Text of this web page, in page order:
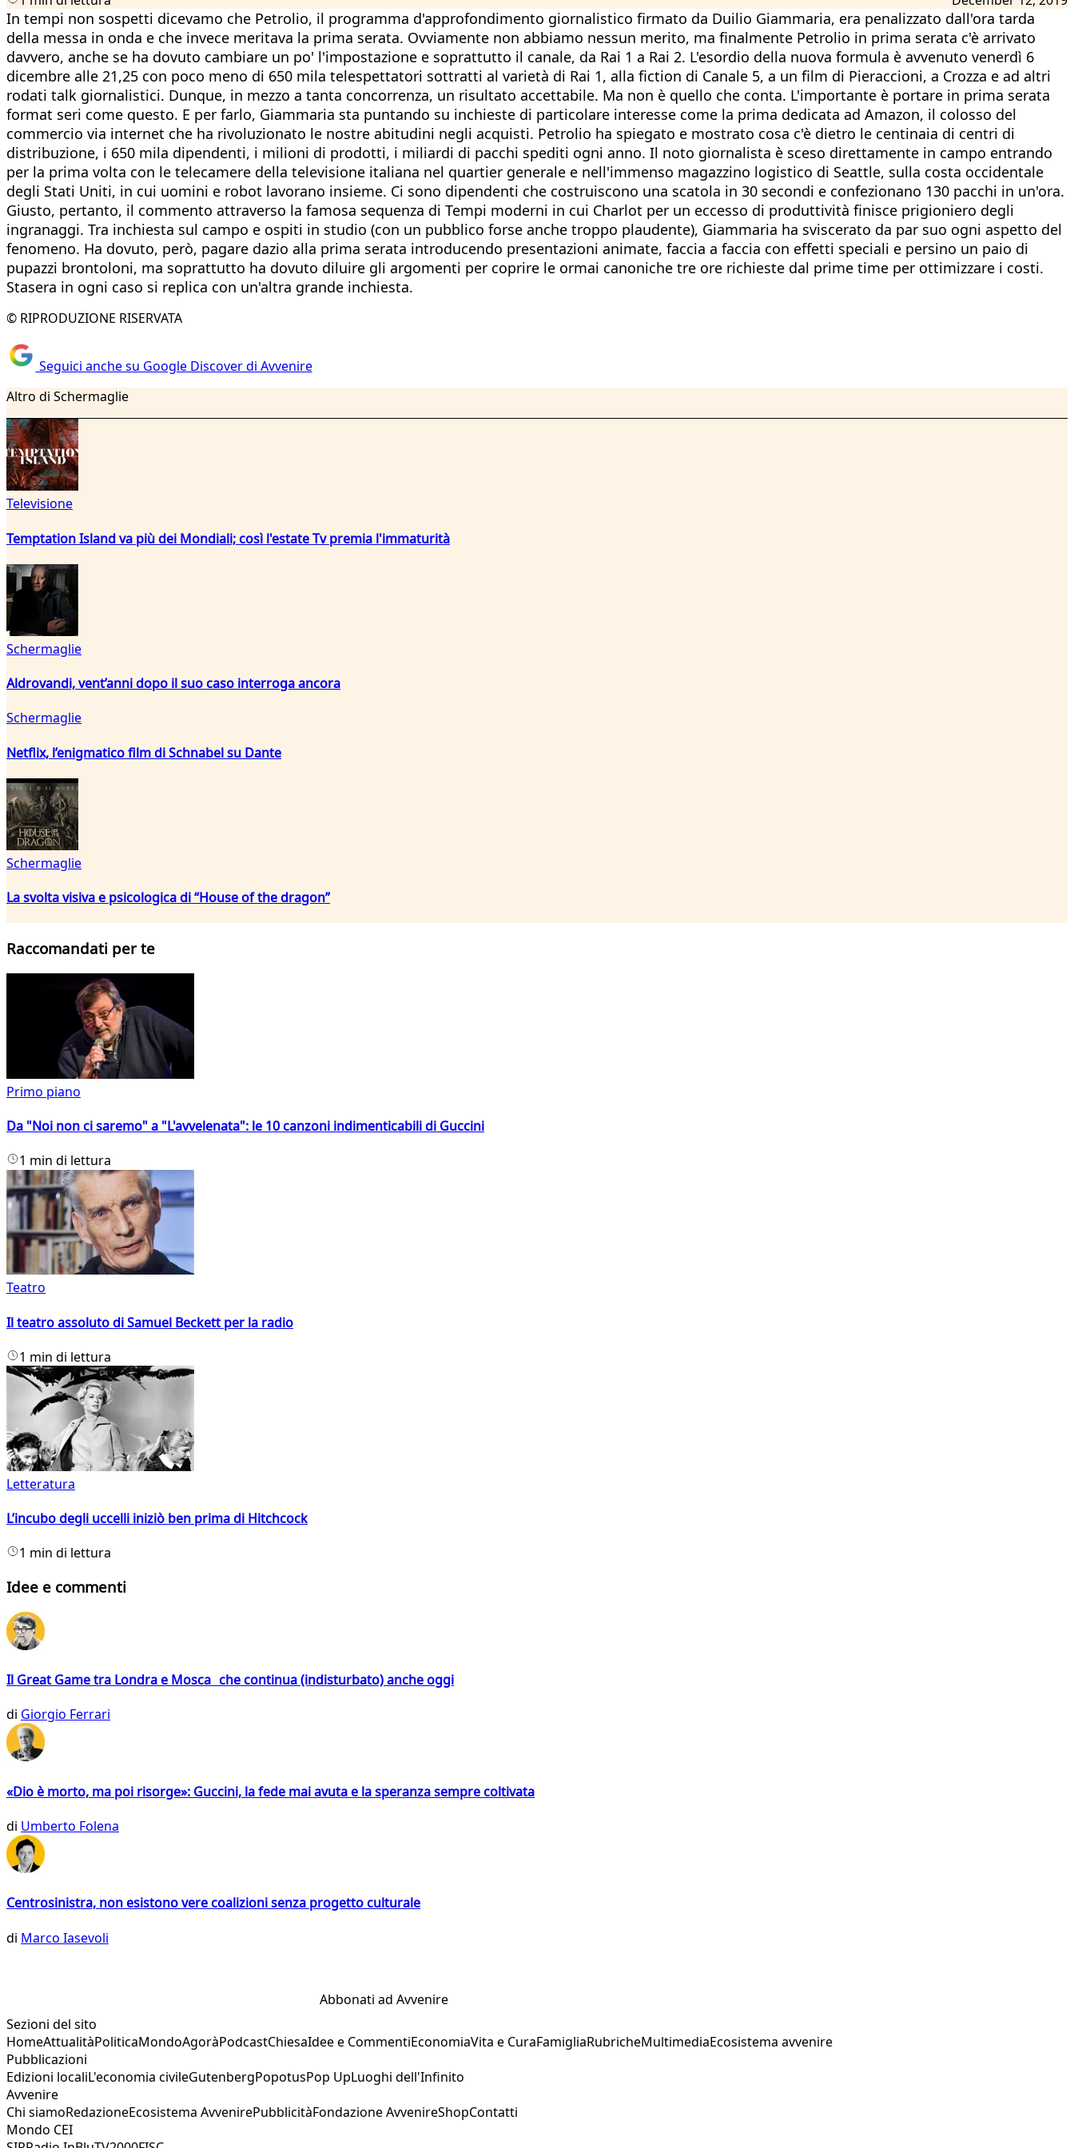
In tempi non sospetti dicevamo che Petrolio, il programma d'approfondimento giornalistico firmato da Duilio Giammaria, era penalizzato dall'ora tarda
della messa in onda e che invece meritava la prima serata. Ovviamente non abbiamo nessun merito, ma finalmente Petrolio in prima serata c'è arrivato
davvero, anche se ha dovuto cambiare un po' l'impostazione e soprattutto il canale, da Rai 1 a Rai 2. L'esordio della nuova formula è avvenuto venerdì 6
dicembre alle 21,25 con poco meno di 650 mila telespettatori sottratti al varietà di Rai 1, alla fiction di Canale 5, a un film di Pieraccioni, a Crozza e ad altri
rodati talk giornalistici. Dunque, in mezzo a tanta concorrenza, un risultato accettabile. Ma non è quello che conta. L'importante è portare in prima serata
format seri come questo. E per farlo, Giammaria sta puntando su inchieste di particolare interesse come la prima dedicata ad Amazon, il colosso del
commercio via internet che ha rivoluzionato le nostre abitudini negli acquisti. Petrolio ha spiegato e mostrato cosa c'è dietro le centinaia di centri di
distribuzione, i 650 mila dipendenti, i milioni di prodotti, i miliardi di pacchi spediti ogni anno. Il noto giornalista è sceso direttamente in campo entrando
per la prima volta con le telecamere della televisione italiana nel quartier generale e nell'immenso magazzino logistico di Seattle, sulla costa occidentale
degli Stati Uniti, in cui uomini e robot lavorano insieme. Ci sono dipendenti che costruiscono una scatola in 30 secondi e confezionano 130 pacchi in un'ora.
Giusto, pertanto, il commento attraverso la famosa sequenza di Tempi moderni in cui Charlot per un eccesso di produttività finisce prigioniero degli
ingranaggi. Tra inchiesta sul campo e ospiti in studio (con un pubblico forse anche troppo plaudente), Giammaria ha sviscerato da par suo ogni aspetto del
fenomeno. Ha dovuto, però, pagare dazio alla prima serata introducendo presentazioni animate, faccia a faccia con effetti speciali e persino un paio di
pupazzi brontoloni, ma soprattutto ha dovuto diluire gli argomenti per coprire le ormai canoniche tre ore richieste dal prime time per ottimizzare i costi.
Stasera in ogni caso si replica con un'altra grande inchiesta.
© RIPRODUZIONE RISERVATA
Seguici anche su Google Discover di Avvenire
Altro di Schermaglie
Televisione
Temptation Island va più dei Mondiali; così l'estate Tv premia l'immaturità
Schermaglie
Aldrovandi, vent’anni dopo il suo caso interroga ancora
Schermaglie
Netflix, l’enigmatico film di Schnabel su Dante
Schermaglie
La svolta visiva e psicologica di “House of the dragon”
Raccomandati per te
Primo piano
Da "Noi non ci saremo" a "L'avvelenata": le 10 canzoni indimenticabili di Guccini
1 min di lettura
Teatro
Il teatro assoluto di Samuel Beckett per la radio
1 min di lettura
Letteratura
L’incubo degli uccelli iniziò ben prima di Hitchcock
1 min di lettura
Idee e commenti
Il Great Game tra Londra e Mosca che continua (indisturbato) anche oggi
di Giorgio Ferrari
«Dio è morto, ma poi risorge»: Guccini, la fede mai avuta e la speranza sempre coltivata
di Umberto Folena
Centrosinistra, non esistono vere coalizioni senza progetto culturale
di Marco Iasevoli
Abbonati ad Avvenire
Sezioni del sito
HomeAttualitàPoliticaMondoAgoràPodcastChiesaIdee e CommentiEconomiaVita e CuraFamigliaRubricheMultimediaEcosistema avvenire
Pubblicazioni
Edizioni localiL'economia civileGutenbergPopotusPop UpLuoghi dell'Infinito
Avvenire
Chi siamoRedazioneEcosistema AvvenirePubblicitàFondazione AvvenireShopContatti
Mondo CEI